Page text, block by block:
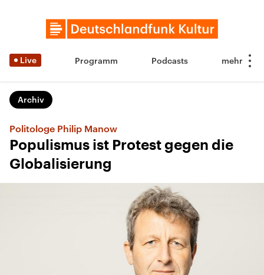
Live Programm Podcasts
Archiv
Politologe Philip Manow
Populismus ist Protest gegen die
Globalisierung